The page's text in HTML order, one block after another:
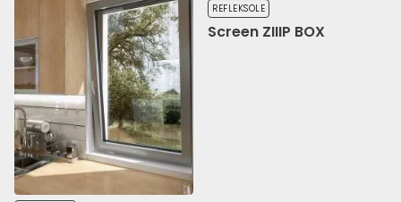
REFLEKSOLE
Screen ZIIIP BOX